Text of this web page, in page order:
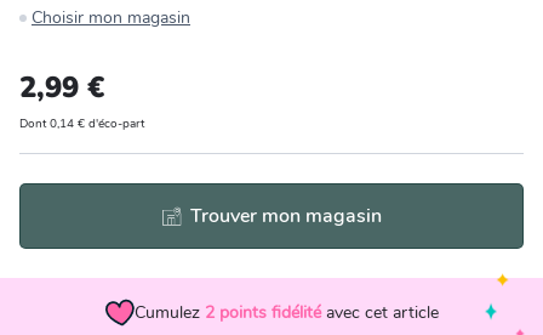
Jardin et plein air
Choisir mon magasin
2,99 €
Dont 0,14 € d'éco-part
Trouver mon magasin
Cumulez 2 points fidélité avec cet article